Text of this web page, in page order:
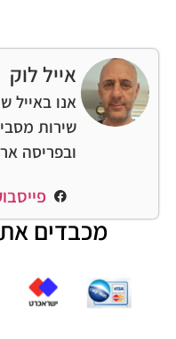
אייל לוק
אנו באייל
שירות
ובפריסה
מכבדים